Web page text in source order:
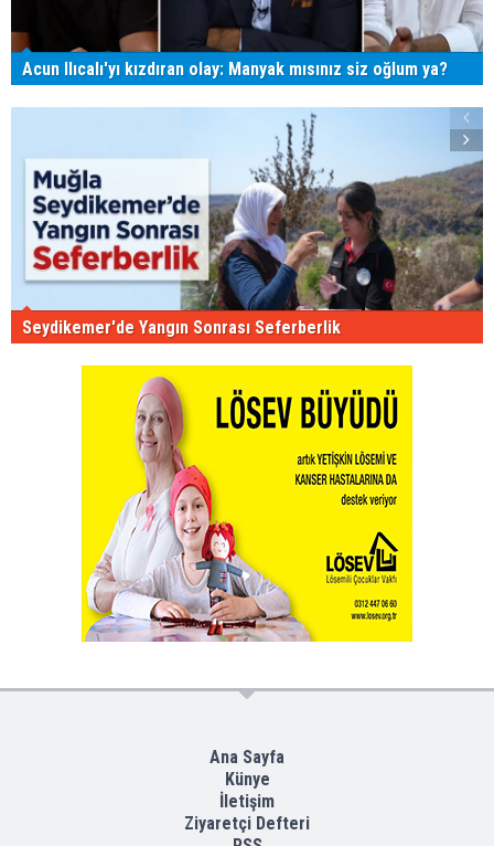
Acun Ilıcalı'yı kızdıran olay: Manyak mısınız siz oğlum ya?
Seydikemer'de Yangın Sonrası Seferberlik
Ana Sayfa
Künye
İletişim
Ziyaretçi Defteri